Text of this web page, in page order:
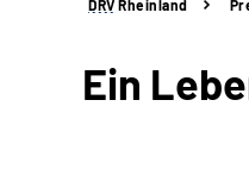
DRV Rheinland
Ein